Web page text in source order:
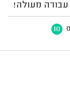
מעולה!
10